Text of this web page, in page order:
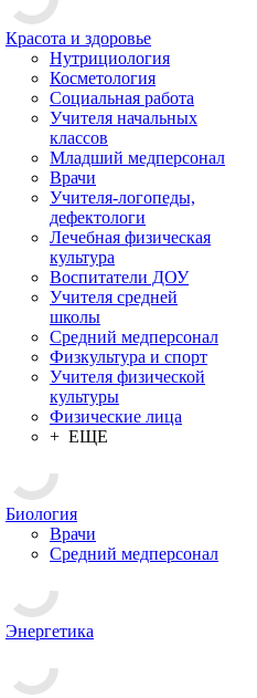
Красота и здоровье
Нутрициология
Косметология
Социальная работа
Учителя начальных
классов
Младший медперсонал
Врачи
Учителя-логопеды,
дефектологи
Лечебная физическая
культура
Воспитатели ДОУ
Учителя средней
школы
Средний медперсонал
Физкультура и спорт
Учителя физической
культуры
Физические лица
+ ЕЩЕ
Биология
Врачи
Средний медперсонал
Энергетика